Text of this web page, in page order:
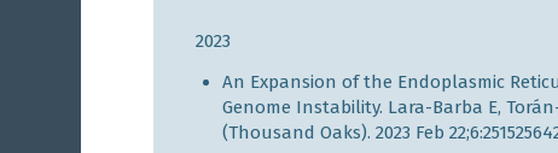
2023
An Expansion of the Endoplasmic
Genome Instability. Lara-Barba E,
(Thousand Oaks). 2023 Feb